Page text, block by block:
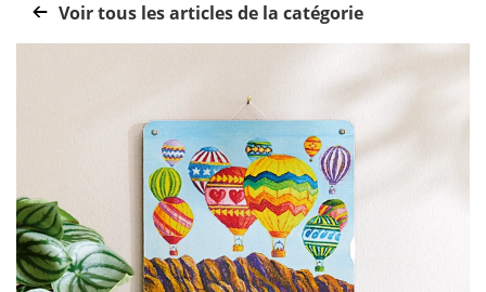
Voir tous les articles de la catégorie